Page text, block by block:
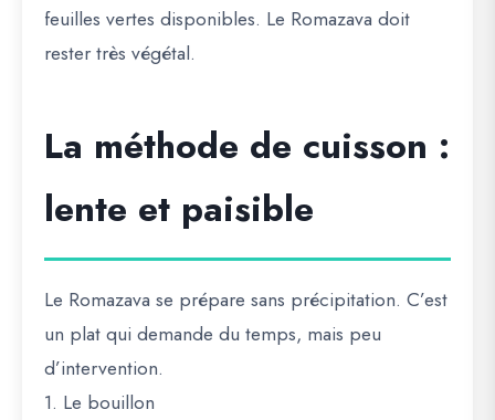
feuilles vertes disponibles. Le Romazava doit
rester très végétal.
La méthode de cuisson :
lente et paisible
Le Romazava se prépare sans précipitation. C’est
un plat qui demande du temps, mais peu
d’intervention.
1. Le bouillon